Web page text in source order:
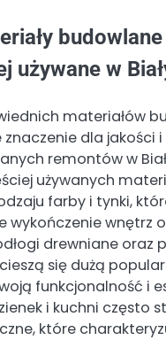
budowlane
używane w
materiałów
dla jakości i
remontów w
używanych
farby i tynki,
wykończenie wnętrz
drewniane oraz
się dużą
funkcjonalność i
i kuchni często
które